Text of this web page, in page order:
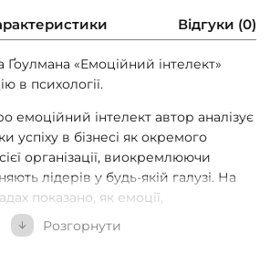
Відгуки (0)
Ґоулмана «Емоційний інтелект»
в психології.
емоційний інтелект автор аналізує
успіху в бізнесі як окремого
організації, виокремлюючи
лідерів у будь-якій галузі. На
показано, як емоції,
навички й здатність
— тобто емоційний інтелект —
Розгорнути